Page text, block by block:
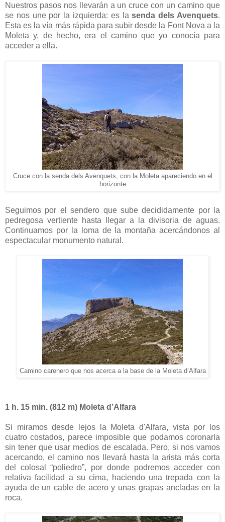
Nuestros pasos nos llevarán a un cruce con un camino que
se nos une por la izquierda: es lasenda dels Avenquets.
Esta es la vía más rápida para subir desde la Font Nova a la
Moleta y, de hecho, era el camino que yo conocía para
acceder a ella.
Cruce con la senda dels Avenquets, con la Moleta apareciendo en el
horizonte
Seguimos por el sendero que sube decididamente por la
pedregosa vertiente hasta llegar a la divisoria de aguas.
Continuamos por la loma de la montaña acercándonos al
espectacular monumento natural.
Camino carenero que nos acerca a la base de la Moleta d’Alfara
1 h. 15 min. (812 m) Moleta d’Alfara
Si miramos desde lejos la Moleta d'Alfara, vista por los
cuatro costados, parece imposible que podamos coronarla
sin tener que usar medios de escalada. Pero, si nos vamos
acercando, el camino nos llevará hasta la arista más corta
del colosal “poliedro”, por donde podremos acceder con
relativa facilidad a su cima, haciendo una trepada con la
ayuda de un cable de acero y unas grapas ancladas en la
roca.